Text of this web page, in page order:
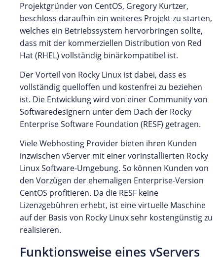
Projektgründer von CentOS, Gregory Kurtzer,
beschloss daraufhin ein weiteres Projekt zu starten,
welches ein Betriebssystem hervorbringen sollte,
dass mit der kommerziellen Distribution von Red
Hat (RHEL) vollständig binärkompatibel ist.
Der Vorteil von Rocky Linux ist dabei, dass es
vollständig quelloffen und kostenfrei zu beziehen
ist. Die Entwicklung wird von einer Community von
Softwaredesignern unter dem Dach der Rocky
Enterprise Software Foundation (RESF) getragen.
Viele Webhosting Provider bieten ihren Kunden
inzwischen vServer mit einer vorinstallierten Rocky
Linux Software-Umgebung. So können Kunden von
den Vorzügen der ehemaligen Enterprise-Version
CentOS profitieren. Da die RESF keine
Lizenzgebühren erhebt, ist eine virtuelle Maschine
auf der Basis von Rocky Linux sehr kostengünstig zu
realisieren.
Funktionsweise eines vServers